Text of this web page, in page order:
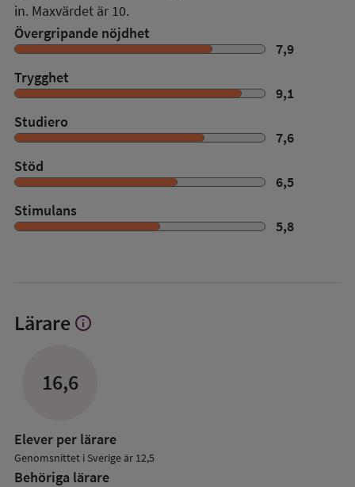
in. Maxvärdet är 10.
Övergripande nöjdhet
7,9
Trygghet
9,1
Studiero
7,6
Stöd
6,5
Stimulans
5,8
Lärare Visa
info
16,6
Elever per lärare
Genomsnittet i Sverige är 12,5
Behöriga lärare